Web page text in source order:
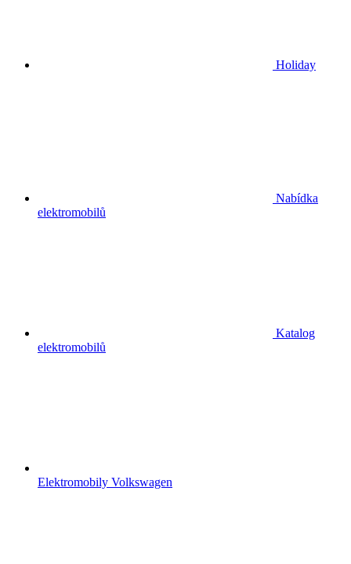
Holiday
Nabídka
elektromobilů
Katalog
elektromobilů
Elektromobily Volkswagen